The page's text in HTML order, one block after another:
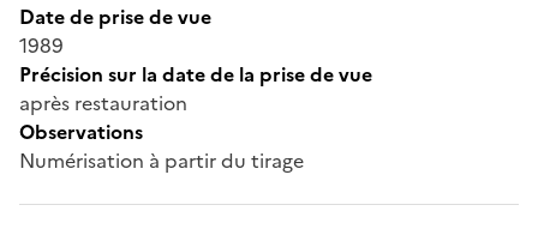
Date de prise de vue
1989
Précision sur la date de la prise de vue
après restauration
Observations
Numérisation à partir du tirage